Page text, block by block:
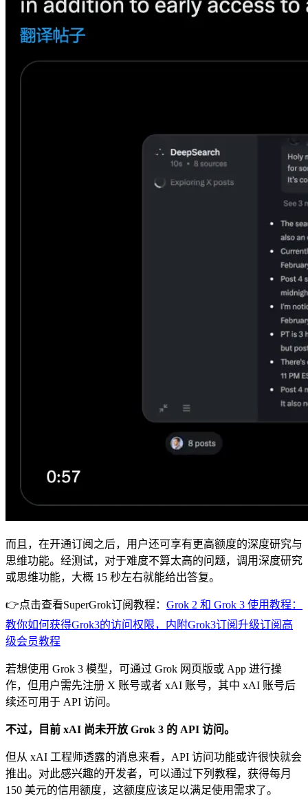
而且，在开通订阅之后，用户还可享有更高额度的深度研究与
思维功能。经测试，对于难度不算太高的问题，调用深度研究
或思维功能，大概 15 秒左右就能给出答复。
👉点击查看SuperGrok订阅教程： Grok 2 和 Grok 3 使用教程：
教你如何获得Grok3的访问权限，内附Grok3订阅升级订阅高
级会员教程
若想使用 Grok 3 模型，可通过 Grok 网页版或 App 进行操
作，但用户需先注册 X 账号或者 xAI 账号，其中 xAI 账号后
续还可用于 API 访问。
不过，目前 xAI 尚未开放 Grok 3 的 API 访问。
但从 xAI 工程师透露的消息来看，API 访问功能或许很快就会
推出。对此感兴趣的开发者，可以通过下列教程，获得每月
150 美元的信用额度，这额度应该足以满足使用需求了。